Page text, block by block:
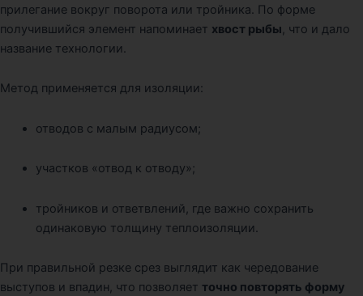
прилегание вокруг поворота или тройника. По форме
получившийся элемент напоминает хвост рыбы, что и дало
название технологии.
Метод применяется для изоляции:
отводов с малым радиусом;
участков «отвод к отводу»;
тройников и ответвлений, где важно сохранить
одинаковую толщину теплоизоляции.
При правильной резке срез выглядит как чередование
выступов и впадин, что позволяет точно повторять форму